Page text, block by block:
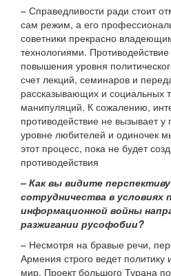
– Справедливости ради стоит
сам режим, а его
советники прекрасно
технологиями.
повышения уровня
счет лекций, семинаров и
рассказывающих и социальных
манипуляций. К сожалению,
противодействие не вызывает у
уровне любителей и одиночек
этот процесс, пока не будет
противодействия
– Как вы видите
сотрудничества в условиях
информационной войны
разжигании русофобии?
– Несмотря на бравые речи,
Армения строго ведет политику
мир. Проект большого Турана